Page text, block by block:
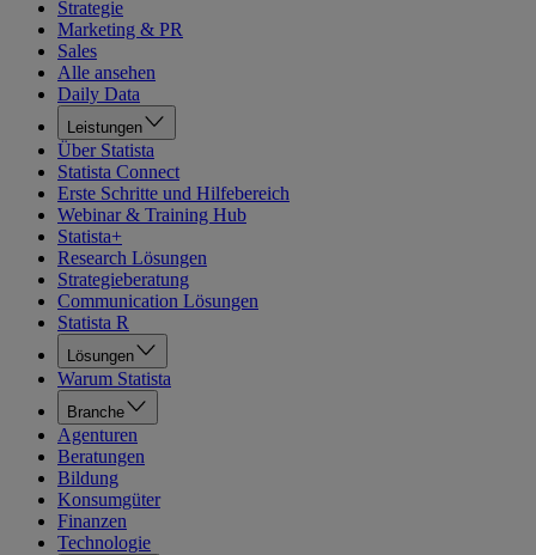
Strategie
Marketing & PR
Sales
Alle ansehen
Daily Data
Leistungen
Über Statista
Statista Connect
Erste Schritte und Hilfebereich
Webinar & Training Hub
Statista+
Research Lösungen
Strategieberatung
Communication Lösungen
Statista R
Lösungen
Warum Statista
Branche
Agenturen
Beratungen
Bildung
Konsumgüter
Finanzen
Technologie